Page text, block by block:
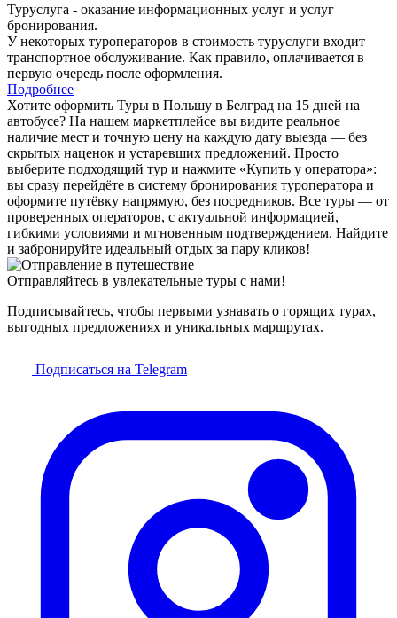
Туруслуга - оказание информационных услуг и услуг
бронирования.
У некоторых туроператоров в стоимость туруслуги входит
транспортное обслуживание. Как правило, оплачивается в
первую очередь после оформления.
Подробнее
Хотите оформить Туры в Польшу в Белград на 15 дней на
автобусе? На нашем маркетплейсе вы видите реальное
наличие мест и точную цену на каждую дату выезда — без
скрытых наценок и устаревших предложений. Просто
выберите подходящий тур и нажмите «Купить у оператора»:
вы сразу перейдёте в систему бронирования туроператора и
оформите путёвку напрямую, без посредников. Все туры — от
проверенных операторов, с актуальной информацией,
гибкими условиями и мгновенным подтверждением. Найдите
и забронируйте идеальный отдых за пару кликов!
Отправляйтесь в увлекательные туры с нами!
Подписывайтесь, чтобы первыми узнавать о горящих турах,
выгодных предложениях и уникальных маршрутах.
Подписаться на Telegram